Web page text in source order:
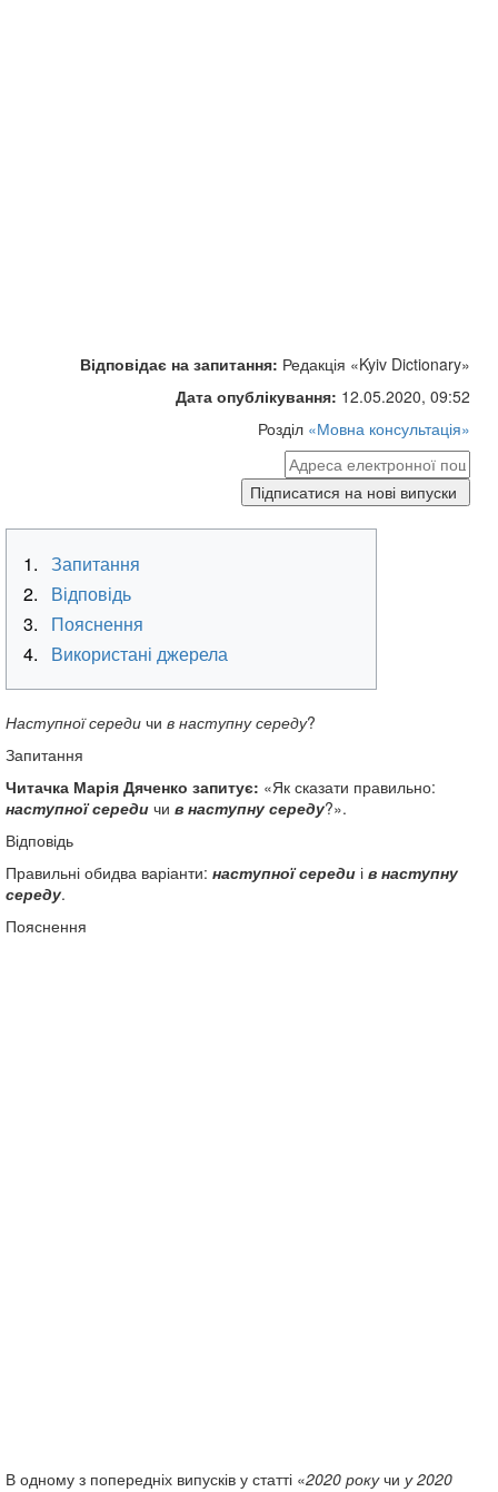
Відповідає на запитання: Редакція «Kyiv Dictionary»
Дата опублікування: 12.05.2020, 09:52
Розділ «Мовна консультація»
1. Запитання
2.
Відповідь
3.
Пояснення
4.
Використані джерела
Наступної середи чи в наступну середу?
Запитання
Читачка Марія Дяченко запитує: «Як сказати правильно:
наступної середи чи в наступну середу?».
Відповідь
Правильні обидва варіанти: наступної середи і в наступну
середу.
Пояснення
В одному з попередніх випусків у статті «2020 рокучи у 2020